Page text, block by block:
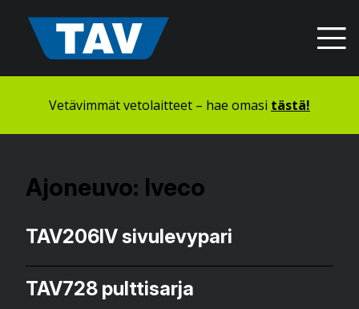
sisältöön
Vetävimmät vetolaitteet – hae omasi tästä!
Ajoneuvo: Iveco
TAV206IV sivulevypari
TAV728 pulttisarja